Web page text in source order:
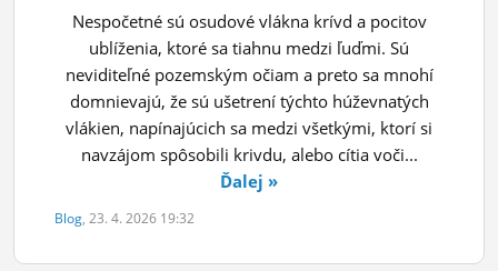
Nespočetné sú osudové vlákna krívd a pocitov
ublíženia, ktoré sa tiahnu medzi ľuďmi. Sú
neviditeľné pozemským očiam a preto sa mnohí
domnievajú, že sú ušetrení týchto húževnatých
vlákien, napínajúcich sa medzi všetkými, ktorí si
navzájom spôsobili krivdu, alebo cítia voči...
Ďalej »
Blog, 23. 4. 2026 19:32